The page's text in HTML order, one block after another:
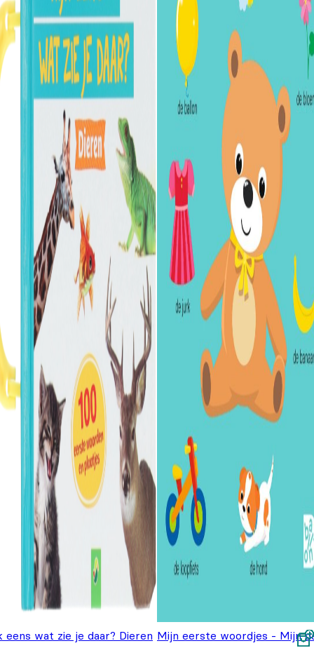
eens wat zie je daar? Dieren Mijn eerste woordjes - Mijn